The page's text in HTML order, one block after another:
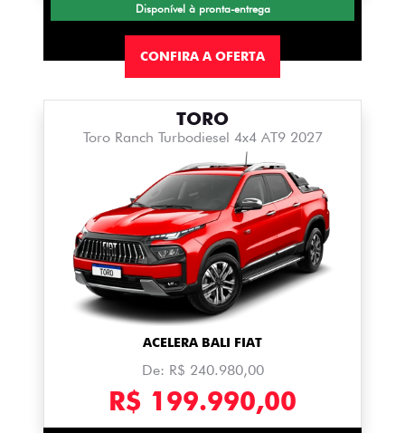
Disponível à pronta-entrega
CONFIRA A OFERTA
TORO
Toro Ranch Turbodiesel 4x4 AT9 2027
ACELERA BALI FIAT
De: R$ 240.980,00
R$ 199.990,00